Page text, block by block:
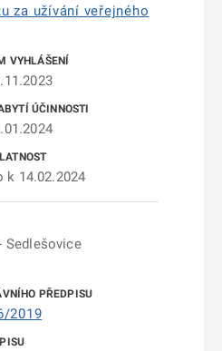
za užívání veřejného
k 14.02.2024
Sedlešovice
2019